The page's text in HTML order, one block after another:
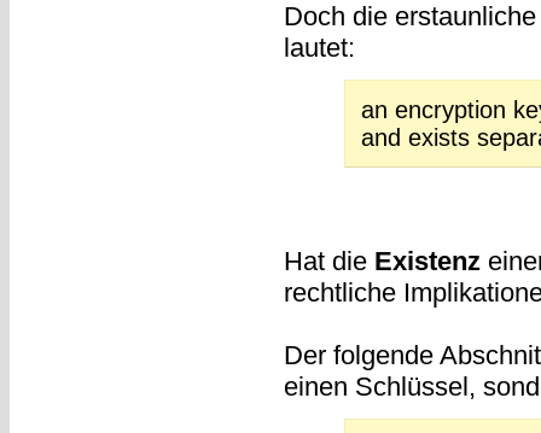
Doch die
lautet:
an encryption
and exists
Hat die Existenz
rechtliche
Der folgende
einen Schlüssel,